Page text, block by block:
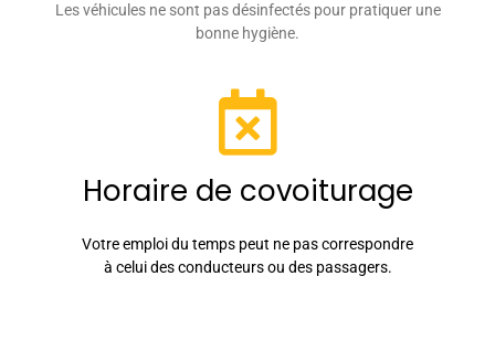
Les véhicules ne sont pas désinfectés pour pratiquer une
bonne hygiène.
Horaire de covoiturage
Votre emploi du temps peut ne pas correspondre
à celui des conducteurs ou des passagers.